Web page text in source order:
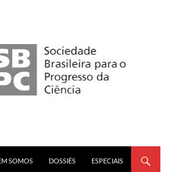
SOMOS
DOSSIÊS ESPECIAIS